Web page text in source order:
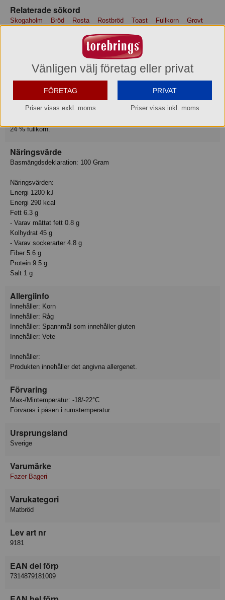
Relaterade sökord
Skogaholm Bröd Rosta Rostbröd Toast Fullkorn
Grovt
Svenskt Pålägg Solrosfrö
Fullkornsbröd
Ingredienser
VETEmjöl, vatten, fullkornsmjöl av VETE, solrosfrö 8 %,
dinkelVETEmjöl 7,5 %, linfrö 3 %, jäst, sirap, dinkelVETEflingor 2 %,
skållat fulkornsRÅGmjöl, malt av KORN, salt, malt av RÅG,
VETEgluten, stabiliseringsmedel (guarkärnmjöl), konserveringsmedel
24 % fullkorn.
Näringsvärde
Basmängdsdeklaration: 100 Gram
Näringsvärden:
Energi 1200 kJ
Energi 290 kcal
Fett 6.3 g
- Varav mättat fett 0.8 g
Kolhydrat 45 g
- Varav sockerarter 4.8 g
Fiber 5.6 g
Protein 9.5 g
Salt 1 g
Allergiinfo
Innehåller: Korn
Innehåller: Råg
Innehåller: Spannmål som innehåller gluten
Innehåller: Vete
Innehåller:
Produkten innehåller det angivna allergenet.
Förvaring
Max-/Mintemperatur: -18/-22°C
Förvaras i påsen i rumstemperatur.
Ursprungsland
Sverige
Varumärke
Fazer Bageri
Varukategori
Matbröd
Lev art nr
9181
EAN del förp
7314879181009
Vänligen välj företag eller privat
FÖRETAG
Priser visas exkl. moms
PRIVAT
Priser visas inkl. moms